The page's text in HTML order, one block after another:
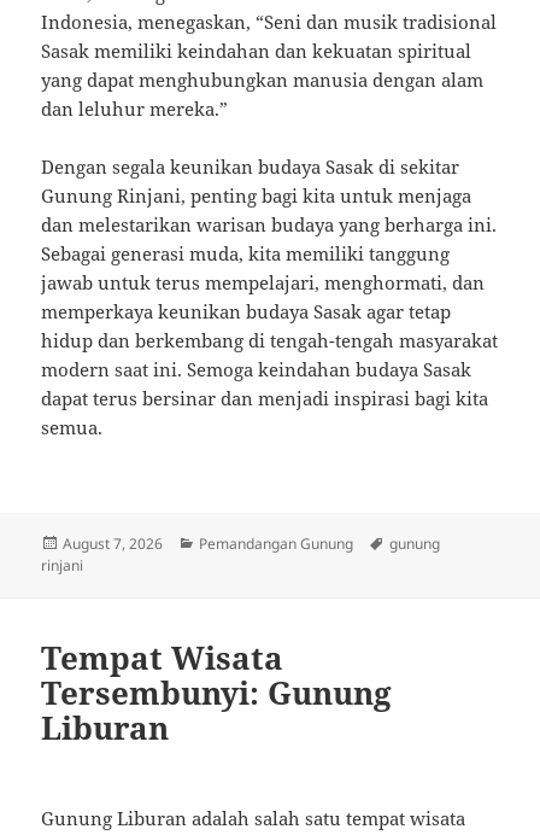
Indonesia, menegaskan, “Seni dan musik tradisional
Sasak memiliki keindahan dan kekuatan spiritual
yang dapat menghubungkan manusia dengan alam
dan leluhur mereka.”
Dengan segala keunikan budaya Sasak di sekitar
Gunung Rinjani, penting bagi kita untuk menjaga
dan melestarikan warisan budaya yang berharga ini.
Sebagai generasi muda, kita memiliki tanggung
jawab untuk terus mempelajari, menghormati, dan
memperkaya keunikan budaya Sasak agar tetap
hidup dan berkembang di tengah-tengah masyarakat
modern saat ini. Semoga keindahan budaya Sasak
dapat terus bersinar dan menjadi inspirasi bagi kita
semua.
Posted
on
August 7, 2026 Categories
Pemandangan Gunung Tags
gunung
rinjani
Tempat Wisata
Tersembunyi: Gunung
Liburan
Gunung Liburan adalah salah satu tempat wisata